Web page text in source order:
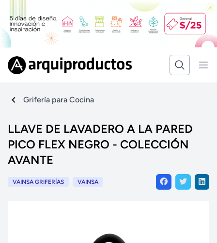
Grifería para Cocina
LLAVE DE LAVADERO A LA PARED
PICO FLEX NEGRO - COLECCIÓN
AVANTE
VAINSA GRIFERÍAS VAINSA